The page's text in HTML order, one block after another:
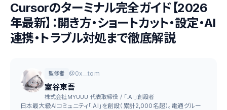
Cursorのターミナル完全ガイド【2026
年最新】：開き方・ショートカット・設定・AI
連携・トラブル対処まで徹底解説
監修者 @0x__tom
室谷東吾
株式会社MYUUU 代表取締役 / 「.AI」創設者
日本最大級AIコミュニティ「.AI」を創設（累計2,000名超）。電通グルー